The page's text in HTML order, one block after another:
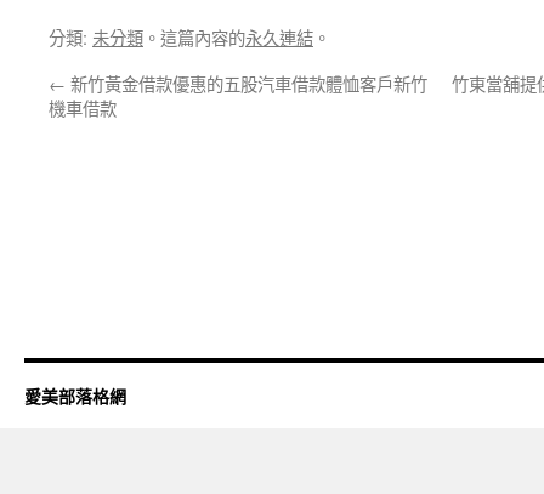
分類: 未分類 。這篇內容的永久連結 。
← 新竹黃金借款優惠的五股汽車借款體恤客戶新竹
機車借款
竹東當舖提
愛美部落格網